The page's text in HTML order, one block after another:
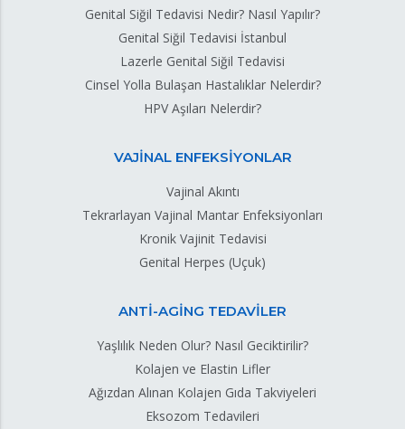
Genital Siğil Tedavisi Nedir? Nasıl Yapılır?
Genital Siğil Tedavisi İstanbul
Lazerle Genital Siğil Tedavisi
Cinsel Yolla Bulaşan Hastalıklar Nelerdir?
HPV Aşıları Nelerdir?
VAJİNAL ENFEKSİYONLAR
Vajinal Akıntı
Tekrarlayan Vajinal Mantar Enfeksiyonları
Kronik Vajinit Tedavisi
Genital Herpes (Uçuk)
ANTİ-AGİNG TEDAVİLER
Yaşlılık Neden Olur? Nasıl Geciktirilir?
Kolajen ve Elastin Lifler
Ağızdan Alınan Kolajen Gıda Takviyeleri
Eksozom Tedavileri